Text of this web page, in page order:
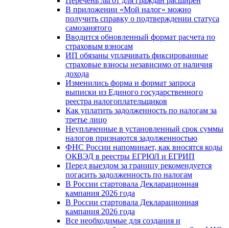
В приложении «Мой налог» можно
получить справку о подтверждении статуса
самозанятого
Вводится обновленный формат расчета по
страховым взносам
ИП обязаны уплачивать фиксированные
страховые взносы независимо от наличия
дохода
Изменились форма и формат запроса
выписки из Единого государственного
реестра налогоплательщиков
Как уплатить задолженность по налогам за
третье лицо
Неуплаченные в установленный срок суммы
налогов признаются задолженностью
ФНС России напоминает, как вносятся коды
ОКВЭД в реестры ЕГРЮЛ и ЕГРИП
Перед выездом за границу рекомендуется
погасить задолженность по налогам
В России стартовала Декларационная
кампания 2026 года
В России стартовала Декларационная
кампания 2026 года
Все необходимые для создания и